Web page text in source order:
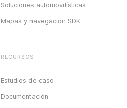
Soluciones automovilísticas
Mapas y navegación SDK
RECURSOS
Estudios de caso
Documentación